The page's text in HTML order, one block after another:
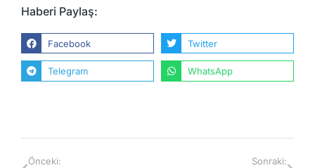
Haberi Paylaş:
Facebook Twitter
Telegram WhatsApp
Önceki: Sonraki: